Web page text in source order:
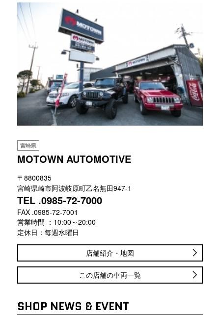
宮崎県
MOTOWN AUTOMOTIVE
〒8800835
宮崎県崎市阿波岐原町乙名無田947-1
TEL .0985-72-7000
FAX .0985-72-7001
営業時間 ：10:00～20:00
定休日：毎週水曜日
店舗紹介・地図
この店舗の車両一覧
SHOP NEWS & EVENT